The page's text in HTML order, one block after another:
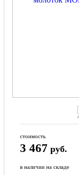
стоимость
3 467 руб.
в наличии на складе